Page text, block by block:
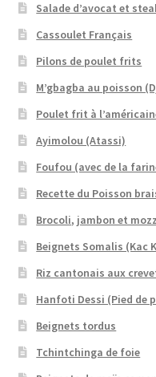
Salade d’avocat et
Cassoulet Français
Pilons de poulet frits
M’gbagba au poisson
Poulet frit à
Ayimolou (Atassi)
Foufou (avec de la
Recette du Poisson
Brocoli, jambon et
Beignets Somalis (Kac
Riz cantonais aux
Hanfoti Dessi (Pied de
Beignets tordus
Tchintchinga de foie